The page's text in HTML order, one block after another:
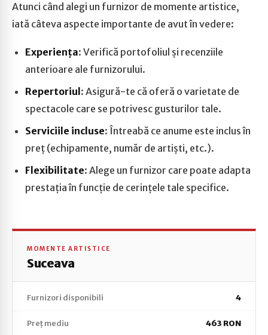
Atunci când alegi un furnizor de momente artistice,
iată câteva aspecte importante de avut în vedere:
Experiența: Verifică portofoliul și recenziile
anterioare ale furnizorului.
Repertoriul : Asigură-te că oferă o varietate de
spectacole care se potrivesc gusturilor tale.
Serviciile incluse: Întreabă ce anume este inclus în
preț (echipamente, număr de artiști, etc.).
Flexibilitate: Alege un furnizor care poate adapta
prestația în funcție de cerințele tale specifice.
MOMENTE ARTISTICE
Suceava
Furnizori disponibili 4
Preț mediu 463 RON